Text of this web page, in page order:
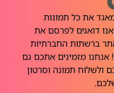
את כל תמונות
דואגים לפרסם את
ברשתות החברתיות
מזמינים אתכם גם
ולשלוח תמונה וסרטון